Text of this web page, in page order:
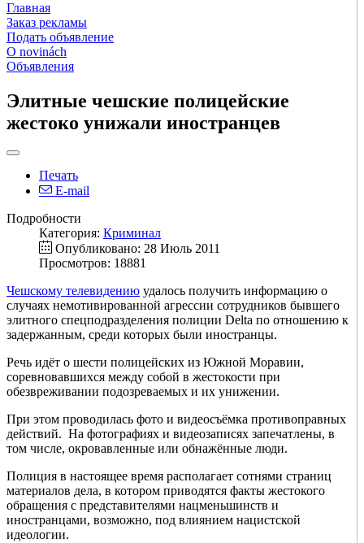
Главная
Заказ рекламы
Подать объявление
O novinách
Объявления
Элитные чешские полицейские
жестоко унижали иностранцев
Печать
E-mail
Подробности
Категория: Криминал
Опубликовано: 28 Июль 2011
Просмотров: 18881
Чешскому телевидению удалось получить информацию о
случаях немотивированной агрессии сотрудников бывшего
элитного спецподразделения полиции Delta по отношению к
задержанным, среди которых были иностранцы.
Речь идёт о шести полицейских из Южной Моравии,
соревновавшихся между собой в жестокости при
обезвреживании подозреваемых и их унижении.
При этом проводилась фото и видеосъёмка противоправных
действий. На фотографиях и видеозаписях запечатлены, в
том числе, окровавленные или обнажённые люди.
Полиция в настоящее время располагает сотнями страниц
материалов дела, в котором приводятся факты жестокого
обращения с представителями нацменьшинств и
иностранцами, возможно, под влиянием нацистской
идеологии.